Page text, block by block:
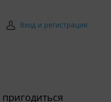
Вход и регистрация